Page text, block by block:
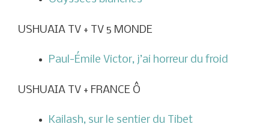
USHUAIA TV + TV 5 MONDE
Paul-Émile Victor, j’ai horreur du froid
USHUAIA TV + FRANCE Ô
Kailash, sur le sentier du Tibet